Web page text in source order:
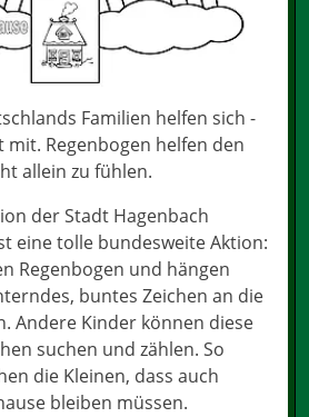
Familien helfen sich -
mit. Regenbogen helfen den
allein zu fühlen.
der Stadt Hagenbach
eine tolle bundesweite Aktion:
Regenbogen und hängen
buntes Zeichen an die
Andere Kinder können diese
suchen und zählen. So
die Kleinen, dass auch
bleiben müssen.